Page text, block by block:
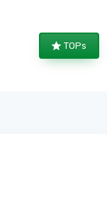
TOPs